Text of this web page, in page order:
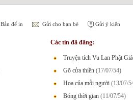
Bản để in Gửi cho bạn bè Gửi ý kiến
Các tin đã đăng:
Truyện tích Vu Lan Phật
Gõ cửa thiền (17/07/54)
Hoa của mỗi người (13/07/
Bóng thời gian (11/07/54)